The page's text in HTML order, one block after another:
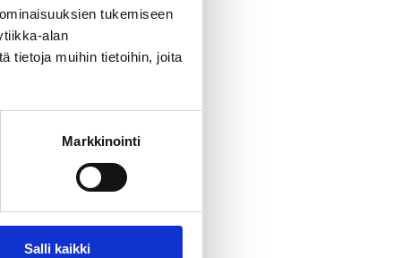
tukemiseen
alan
tietoja muihin tietoihin, joita
Markkinointi
Salli kaikki